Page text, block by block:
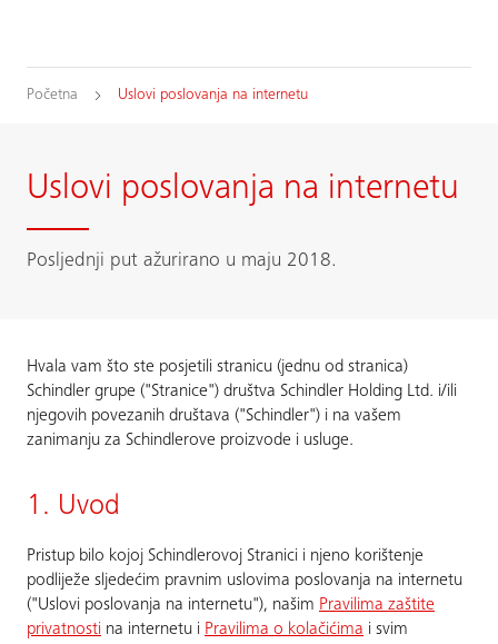
Početna Uslovi poslovanja na internetu
Uslovi poslovanja na internetu
Posljednji put ažurirano u maju 2018.
Hvala vam što ste posjetili stranicu (jednu od stranica)
Schindler grupe ("Stranice") društva Schindler Holding Ltd. i/ili
njegovih povezanih društava ("Schindler") i na vašem
zanimanju za Schindlerove proizvode i usluge.
1. Uvod
Pristup bilo kojoj Schindlerovoj Stranici i njeno korištenje
podliježe sljedećim pravnim uslovima poslovanja na internetu
("Uslovi poslovanja na internetu"), našim Pravilima zaštite
privatnosti na internetu i Pravilima o kolačićima i svim